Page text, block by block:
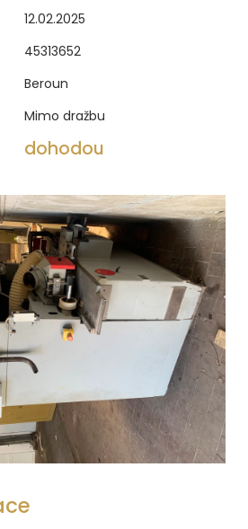
12.02.2025
45313652
Beroun
Mimo dražbu
dohodou